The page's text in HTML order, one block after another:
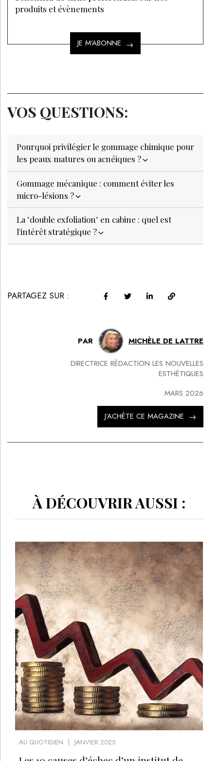
produits et évènements
JE M’ABONNE
VOS QUESTIONS:
Pourquoi privilégier le gommage chimique pour
les peaux matures ou acnéiques ?
Gommage mécanique : comment éviter les
micro-lésions ?
La "double exfoliation" en cabine : quel est
l'intérêt stratégique ?
PARTAGEZ SUR :
PAR MICHÈLE DE LATTRE
DIRECTRICE RÉDACTION LES NOUVELLES
ESTHÉTIQUES
MARS 2026
J’ACHÈTE CE MAGAZINE
À DÉCOUVRIR AUSSI :
AU QUOTIDIEN JANVIER 2025